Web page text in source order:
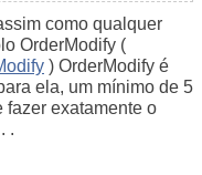
como qualquer
OrderModify (
) OrderModify é
ela, um mínimo de 5
fazer exatamente o
.